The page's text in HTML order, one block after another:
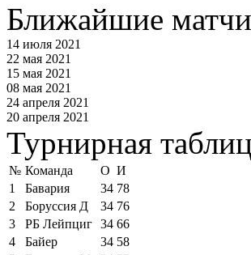
Ближайшие
14 июля 2021
22 мая 2021
15 мая 2021
08 мая 2021
24 апреля 2021
20 апреля 2021
Турнирная
№ Команда О И
1
Бавария 34 78
2
Боруссия Д 34 76
3
РБ Лейпциг 34 66
4
Байер 34 58